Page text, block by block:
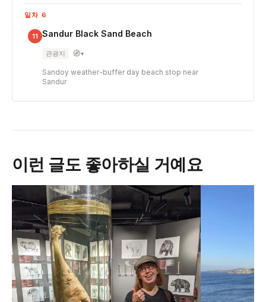
일차 6
11 Sandur Black Sand Beach
관광지 🧭▾
Sandoy weather-buffer day beach stop near
Sandur
이런 글도 좋아하실 거예요